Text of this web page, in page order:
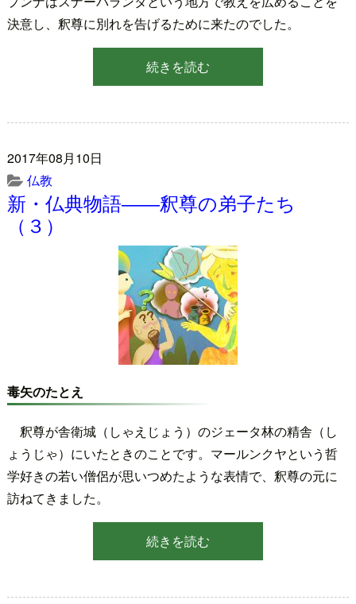
決意し、釈尊に別れを告げるために来たのでした。
続きを読む
2017年08月10日
仏教
新・仏典物語――釈尊の弟子たち
（３）
毒矢のたとえ
釈尊が舎衛城（しゃえじょう）のジェータ林の精舎（し
ょうじゃ）にいたときのことです。マールンクヤという哲
学好きの若い僧侶が思いつめたような表情で、釈尊の元に
訪ねてきました。
続きを読む